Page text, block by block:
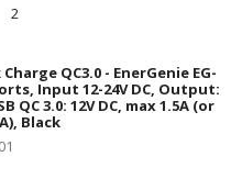
2
QC3.0 - EnerGenie EG-
Input 12-24V DC, Output:
QC 3.0: 12V DC, max 1.5A (or
Black